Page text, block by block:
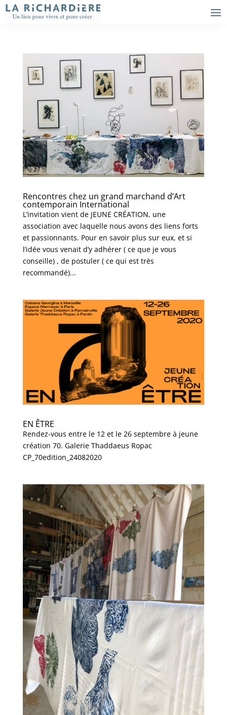
Rencontres chez un grand marchand d’Art
contemporain International
L’invitation vient de JEUNE CRÉATION, une
association avec laquelle nous avons des liens forts
et passionnants. Pour en savoir plus sur eux, et si
l’idée vous venait d’y adhérer ( ce que je vous
conseille) , de postuler ( ce qui est très
recommandé)...
EN ÊTRE
Rendez-vous entre le 12 et le 26 septembre à jeune
création 70. Galerie Thaddaeus Ropac
CP_70edition_24082020